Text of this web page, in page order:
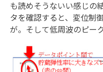
も読めそうないい感じの
タを確認すると、変位制
が。そして低周波のピー